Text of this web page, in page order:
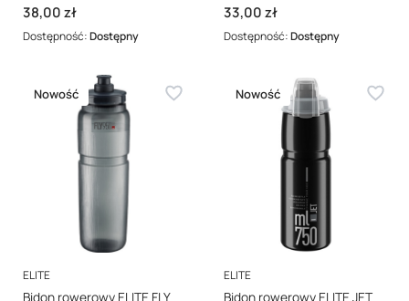
Cena
38,00 zł
Dostępność:Dostępny
Cena
33,00 zł
Dostępność:Dostępny
Nowość
PRODUCENT
ELITE
Bidon rowerowy ELITE FLY
Nowość
PRODUCENT
ELITE
Bidon rowerowy ELITE JET